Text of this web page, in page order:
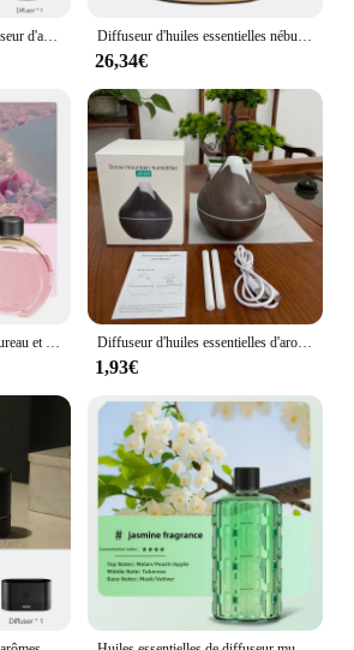
26,34€
Diffuseur d'huiles essentielles d'aromathérapie, humidificateur d'air à ultrasons télécommandé, bois Mars, frais avec 7 documents, lumière LED, 350ml
1,93€